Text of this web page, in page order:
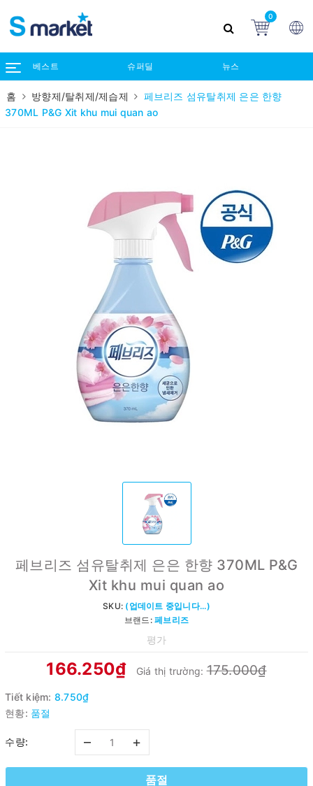
0
베스트 슈퍼딜 뉴스
홈 방향제/탈취제/제습제
페브리즈 섬유탈취제 은은 한향
370ML P&G Xit khu mui quan ao
페브리즈 섬유탈취제 은은 한향 370ML P&G
Xit khu mui quan ao
SKU: (업데이트 중입니다...)
브랜드:페브리즈
평가
166.250₫ Giá thị trường:175.000₫
Tiết kiệm: 8.750₫
현황: 품절
수량: – +
품절